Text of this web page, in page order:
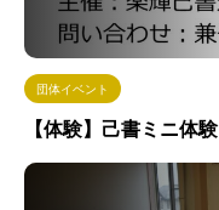
団体イベント
【体験】己書ミニ体験